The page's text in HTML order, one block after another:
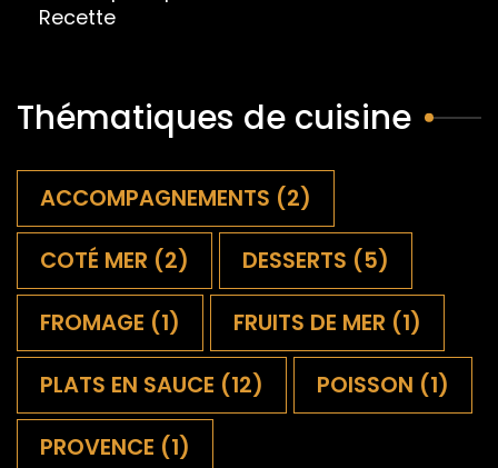
Recette
Thématiques de cuisine
ACCOMPAGNEMENTS (2)
COTÉ MER (2) DESSERTS (5)
FROMAGE (1) FRUITS DE MER (1)
PLATS EN SAUCE (12) POISSON (1)
PROVENCE (1)